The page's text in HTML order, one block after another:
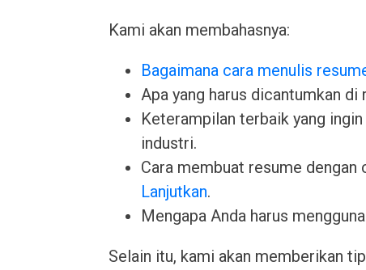
Kami akan membahasnya:
Bagaimana cara menulis
Apa yang harus dicantumkan
Keterampilan terbaik yang
industri.
Cara membuat resume
Lanjutkan.
Mengapa Anda harus
Selain itu, kami akan memberikan